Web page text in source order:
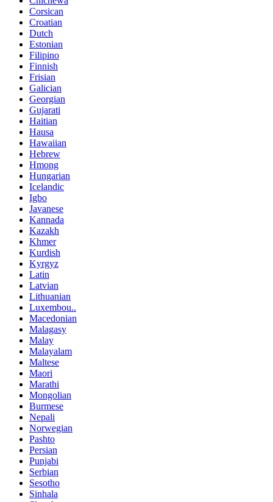
Corsican
Croatian
Dutch
Estonian
Filipino
Finnish
Frisian
Galician
Georgian
Gujarati
Haitian
Hausa
Hawaiian
Hebrew
Hmong
Hungarian
Icelandic
Igbo
Javanese
Kannada
Kazakh
Khmer
Kurdish
Kyrgyz
Latin
Latvian
Lithuanian
Luxembou..
Macedonian
Malagasy
Malay
Malayalam
Maltese
Maori
Marathi
Mongolian
Burmese
Nepali
Norwegian
Pashto
Persian
Punjabi
Serbian
Sesotho
Sinhala